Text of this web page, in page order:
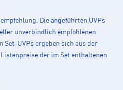
Die angeführten UVPs
unverbindlich empfohlenen
Set-UVPs ergeben sich aus der
der im Set enthaltenen